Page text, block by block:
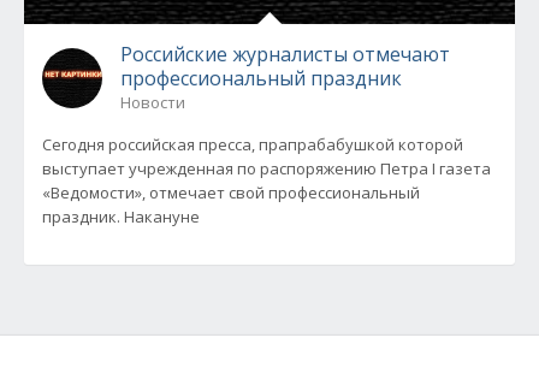
Российские журналисты отмечают
профессиональный праздник
Новости
Сегодня российская пресса, прапрабабушкой которой
выступает учрежденная по распоряжению Петра I газета
«Ведомости», отмечает свой профессиональный
праздник. Накануне